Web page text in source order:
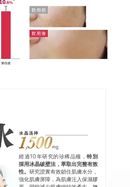
經過10年研究的珍稀品種，特別
採用冰晶破壁法，萃取出完整有效
性。 研究證實有效鎖住肌膚水分，
強化肌膚屏障，為肌膚注入保濕膠